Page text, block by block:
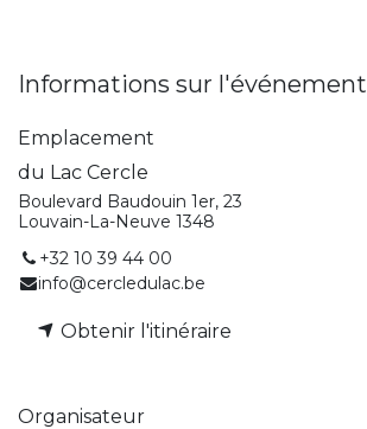
Informations sur l'événement
Emplacement
du Lac Cercle
Boulevard Baudouin 1er, 23
Louvain-La-Neuve 1348
+32 10 39 44 00
info@cercledulac.be
Obtenir l'itinéraire
Organisateur